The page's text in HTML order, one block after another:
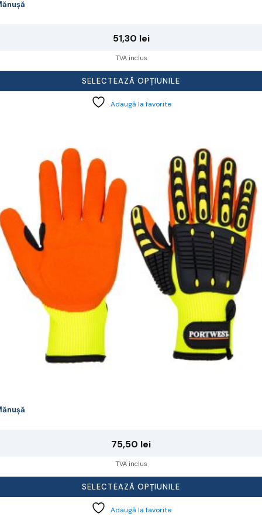
51,30 lei
TVA inclus
SELECTEAZĂ OPȚIUNILE
Adaugă la favorite
75,50 lei
TVA inclus
SELECTEAZĂ OPȚIUNILE
Adaugă la favorite